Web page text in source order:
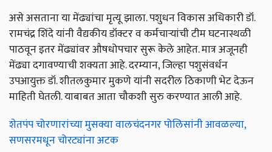
असे असताना या मेंढ्यांचा मृत्यू झाला. पशुधन विकास अधिकारी डॉ.
रामचंद्र शिंदे यांनी वैद्यकीय डॉक्टर व कर्मचाऱ्यांची टीम घटनास्थळी
पाठवून इतर मेंढ्यांवर औषधोपचार सुरू केले आहेत. मात्र अजूनही
मेंढ्या दगावण्याची शक्यता आहे. दरम्यान, जिल्हा पशुसंवर्धन
उपआयुक्त डॉ. शीतलकुमार मुकणे यांनी सदरील ठिकाणी भेट देऊन
माहिती घेतली. याबाबत आता चौकशी सुरु करण्यात आली आहे.
शेतपंप चोरणारांच्या मुसक्या वालचंदनगर पोलिसांनी आवळल्या,
सणसरमधून चोरट्यांना अटक